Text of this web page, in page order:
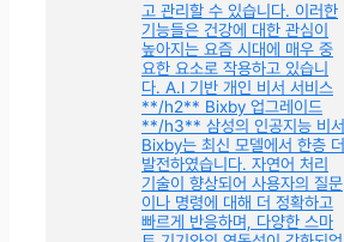
고 관리할 수 있습니다. 이러한
기능들은 건강에 대한 관심이
높아지는 요즘 시대에 매우 중
요한 요소로 작용하고 있습니
다. A.I 기반 개인 비서 서비스
**/h2** Bixby 업그레이드
**/h3** 삼성의 인공지능 비서
Bixby는 최신 모델에서 한층 더
발전하였습니다. 자연어 처리
기술이 향상되어 사용자의 질문
이나 명령에 대해 더 정확하고
빠르게 반응하며, 다양한 스마